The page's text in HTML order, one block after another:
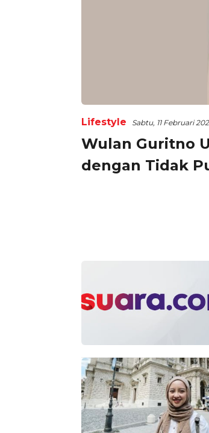
Lifestyle Sabtu, 11 Februari
Wulan Guritno
dengan Tidak